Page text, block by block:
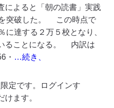
よると「朝の読書」実践
突破した。 この時点で
に達する２万５校となり、
ることになる。 内訳は
・ …続き、
定です。ログインす
けます。